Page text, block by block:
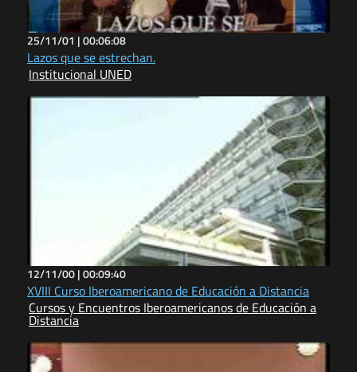
25/11/01 |00:06:08
Lazos que se estrechan.
Institucional UNED
12/11/00 |00:09:40
XVIII Curso Iberoamericano de Educación a Distancia
Cursos y Encuentros Iberoamericanos de Educación a
Distancia